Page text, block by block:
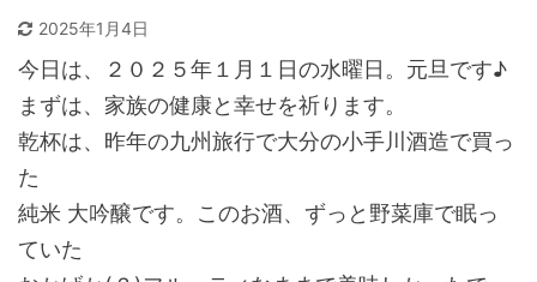
2025年1月4日
今日は、２０２５年１月１日の水曜日。元旦です♪
まずは、家族の健康と幸せを祈ります。
乾杯は、昨年の九州旅行で大分の小手川酒造で買っ
た
純米 大吟醸です。このお酒、ずっと野菜庫で眠っ
ていた